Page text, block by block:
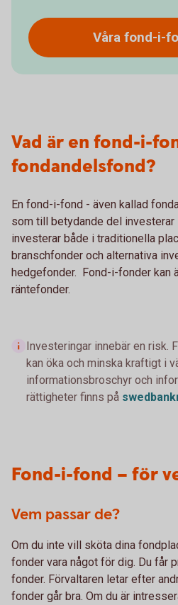
Våra fond-i-
Vad är en fond-i-
fondandelsfond?
En fond-i-fond - även kallad
som till betydande del investerar
investerar både i traditionella
branschfonder och alternativa
hedgefonder. Fond-i-fonder kan
räntefonder.
Investeringar innebär en risk.
kan öka och minska kraftigt i
informationsbroschyr och
rättigheter finns på
Fond-i-fond – för
Vem passar de?
Om du inte vill sköta dina
fonder vara något för dig. Du får
fonder. Förvaltaren letar efter
fonder går bra. Om du är